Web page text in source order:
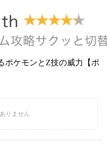
ポケモンとZ技の威力【ポ